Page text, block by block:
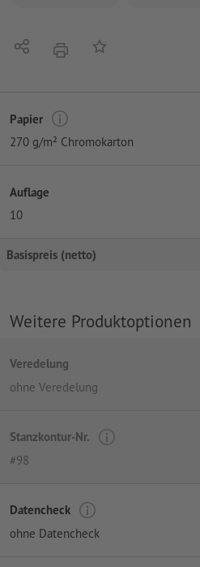
Teilen DruckenAuf die Merkliste
Papier
270 g/m² Chromokarton
Auflage
10
Basispreis (netto)
Weitere Produktoptionen
Veredelung
ohne Veredelung
Stanzkontur-Nr.
#98
Datencheck
ohne Datencheck